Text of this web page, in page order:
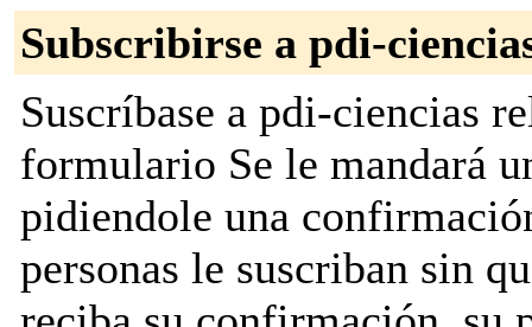
Subscribirse a pdi-
Suscríbase a pdi-ciencias
formulario Se le mandará
pidiendole una
personas le suscriban sin